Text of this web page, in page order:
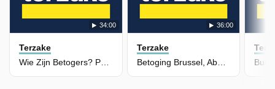
34:00
Terzake
36:00
Terzake
Betoging Brussel, Abortuswet, Iran & Guadalajara